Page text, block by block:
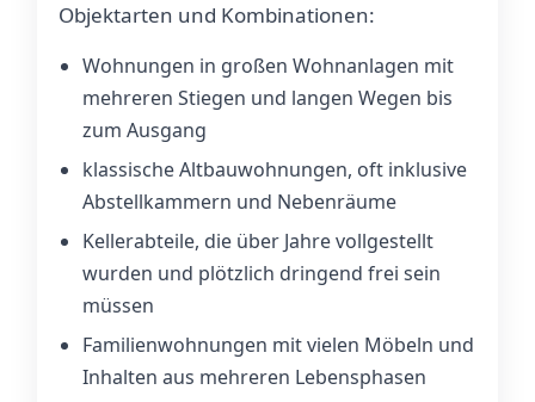
Objektarten und Kombinationen:
Wohnungen in großen Wohnanlagen mit
mehreren Stiegen und langen Wegen bis
zum Ausgang
klassische Altbauwohnungen, oft inklusive
Abstellkammern und Nebenräume
Kellerabteile, die über Jahre vollgestellt
wurden und plötzlich dringend frei sein
müssen
Familienwohnungen mit vielen Möbeln und
Inhalten aus mehreren Lebensphasen